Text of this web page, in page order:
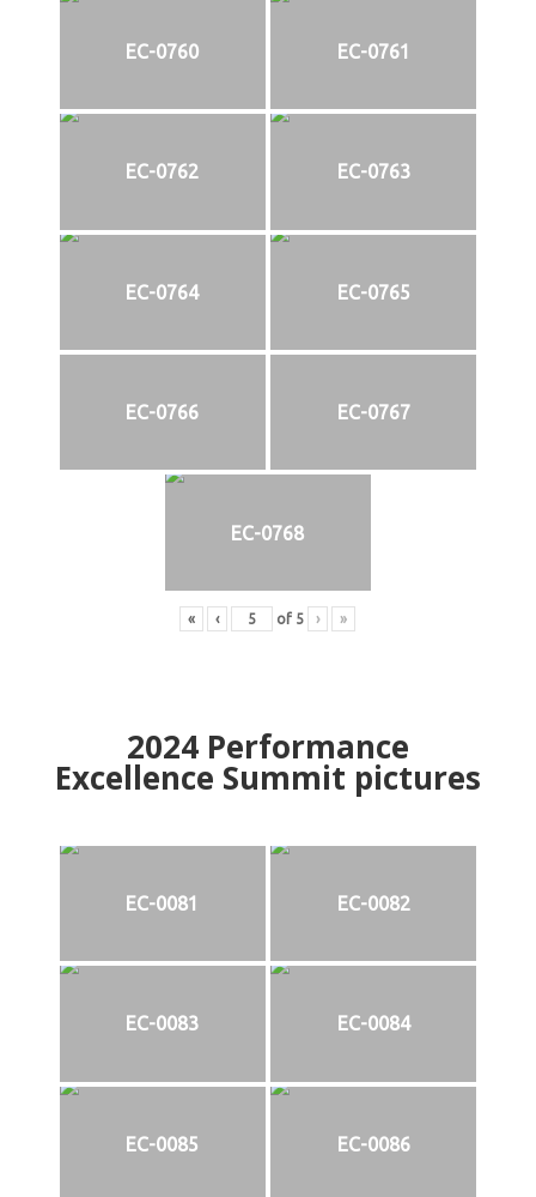
EC-0760 EC-0761
EC-0762 EC-0763
EC-0764 EC-0765
EC-0766 EC-0767
EC-0768
« ‹ of 5 › »
2024Performance
Excellence Summit pictures
EC-0081 EC-0082
EC-0083 EC-0084
EC-0085 EC-0086